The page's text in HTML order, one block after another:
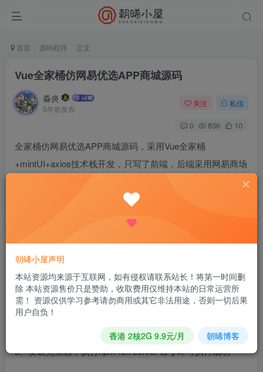
首页 源码程序 正文
Vue全家桶仿网易优选APP商城源码
淼炎
5年前发布
关注 私信
0 836 10
全家桶仿网易优选APP商城源码，采用Vue全家桶
+mintUI+axios技术栈开发，只写了前端，后端采用网易商场
实现了功能：首页、商品列表、商品分类、下单、购物车、
个人中心、值得买功能模块等，小的功能模块。
安装方法：
1、将项目克隆下来
推荐免费主机：http://xue.zxiyun.com
3、安装完依赖，执行npm run server 命令即可执行成功
朝晞小屋声明
本站资源均来源于互联网，如有侵权请联系站长！将第一时间删
除 本站资源售价只是赞助，收取费用仅维持本站的日常运营所
需！ 资源仅供学习参考请勿商用或其它非法用途，否则一切后果
用户自负！
香港 2核2G 9.9元/月 朝晞博客